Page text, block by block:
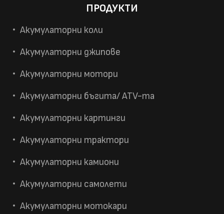
ПРОДУКТИ
Акумулаторни коли
Акумулаторни джипове
Акумулаторни мотори
Акумулаторни бъгита/ ATV-та
Акумулаторни картинги
Акумулаторни трактори
Акумулаторни камиони
Акумулаторни самолети
Акумулаторни мотокари